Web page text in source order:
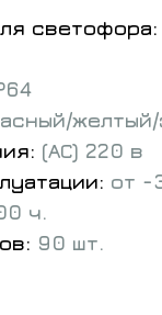
светофора:
(АС) 220 в
от -
ч.
90 шт.